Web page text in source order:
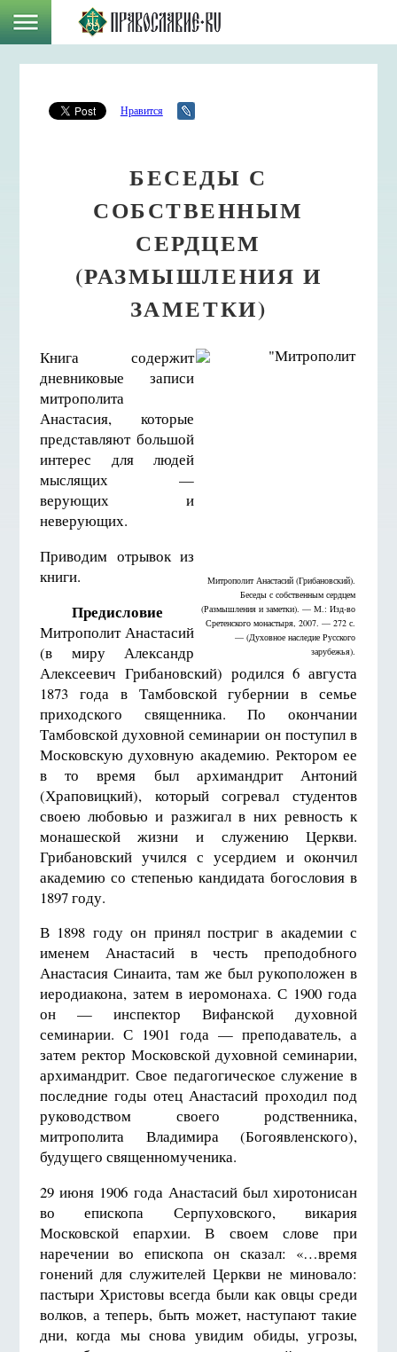
Нравится
БЕСЕДЫ С
СОБСТВЕННЫМ
СЕРДЦЕМ
(РАЗМЫШЛЕНИЯ И
ЗАМЕТКИ)
Митрополит Анастасий (Грибановский).
Беседы с собственным сердцем
(Размышления и заметки). — М.: Изд-во
Сретенского монастыря, 2007. — 272 с.
— (Духовное наследие Русского
зарубежья).
Книга содержит
дневниковые записи
митрополита
Анастасия, которые
представляют большой
интерес для людей
мыслящих —
верующих и
неверующих.
Приводим отрывок из
книги.
Предисловие
Митрополит Анастасий
(в миру Александр
Алексеевич Грибановский) родился6 августа
1873 года в Тамбовской губернии в семье
приходского священника. По окончании
Тамбовской духовной семинарии он поступил в
Московскую духовную академию. Ректором ее
в то время был архимандрит Антоний
(Храповицкий), который согревал студентов
своею любовью и разжигал в них ревность к
монашеской жизни и служению Церкви.
Грибановский учился с усердием и окончил
академию со степенью кандидата богословия в
1897 году.
В 1898 году он принял постриг в академии с
именем Анастасий в честь преподобного
Анастасия Синаита, там же был рукоположен в
иеродиакона, затем в иеромонаха. С 1900 года
он — инспектор Вифанской духовной
семинарии. С 1901 года — преподаватель, а
затем ректор Московской духовной семинарии,
архимандрит. Свое педагогическое служение в
последние годы отец Анастасий проходил под
руководством своего родственника,
митрополита Владимира (Богоявленского),
будущего священномученика.
29 июня 1906 года Анастасий был хиротонисан
во епископа Серпуховского, викария
Московской епархии. В своем слове при
наречении во епископа он сказал: «…время
гонений для служителей Церкви не миновало:
пастыри Христовы всегда были как овцы среди
волков, а теперь, быть может, наступают такие
дни, когда мы снова увидим обиды, угрозы,